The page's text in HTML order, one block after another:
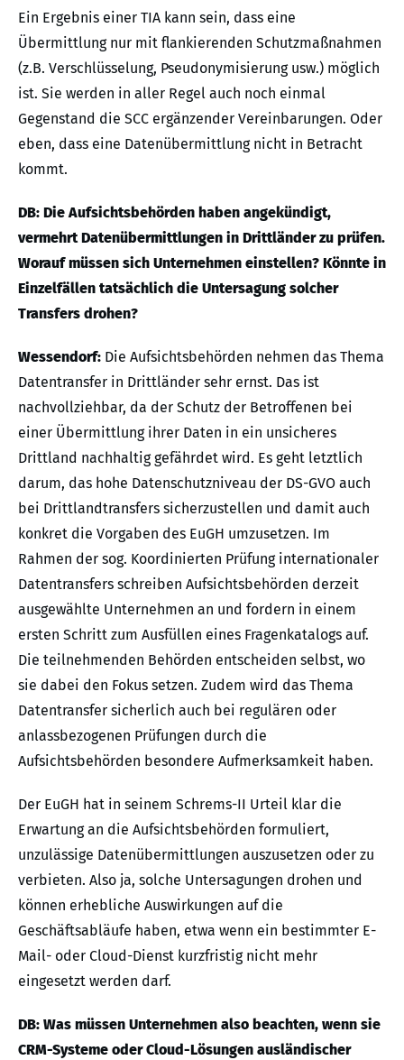
Ein Ergebnis einer TIA kann sein, dass eine
Übermittlung nur mit flankierenden Schutzmaßnahmen
(z.B. Verschlüsselung, Pseudonymisierung usw.) möglich
ist. Sie werden in aller Regel auch noch einmal
Gegenstand die SCC ergänzender Vereinbarungen. Oder
eben, dass eine Datenübermittlung nicht in Betracht
kommt.
DB: Die Aufsichtsbehörden haben angekündigt,
vermehrt Datenübermittlungen in Drittländer zu prüfen.
Worauf müssen sich Unternehmen einstellen? Könnte in
Einzelfällen tatsächlich die Untersagung solcher
Transfers drohen?
Wessendorf: Die Aufsichtsbehörden nehmen das Thema
Datentransfer in Drittländer sehr ernst. Das ist
nachvollziehbar, da der Schutz der Betroffenen bei
einer Übermittlung ihrer Daten in ein unsicheres
Drittland nachhaltig gefährdet wird. Es geht letztlich
darum, das hohe Datenschutzniveau der DS-GVO auch
bei Drittlandtransfers sicherzustellen und damit auch
konkret die Vorgaben des EuGH umzusetzen. Im
Rahmen der sog. Koordinierten Prüfung internationaler
Datentransfers schreiben Aufsichtsbehörden derzeit
ausgewählte Unternehmen an und fordern in einem
ersten Schritt zum Ausfüllen eines Fragenkatalogs auf.
Die teilnehmenden Behörden entscheiden selbst, wo
sie dabei den Fokus setzen. Zudem wird das Thema
Datentransfer sicherlich auch bei regulären oder
anlassbezogenen Prüfungen durch die
Aufsichtsbehörden besondere Aufmerksamkeit haben.
Der EuGH hat in seinem Schrems-II Urteil klar die
Erwartung an die Aufsichtsbehörden formuliert,
unzulässige Datenübermittlungen auszusetzen oder zu
verbieten. Also ja, solche Untersagungen drohen und
können erhebliche Auswirkungen auf die
Geschäftsabläufe haben, etwa wenn ein bestimmter E-
Mail- oder Cloud-Dienst kurzfristig nicht mehr
eingesetzt werden darf.
DB: Was müssen Unternehmen also beachten, wenn sie
CRM-Systeme oder Cloud-Lösungen ausländischer